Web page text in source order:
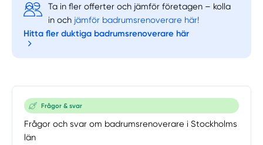
Ta in fler offerter och jämför företagen – kolla
in och jämför badrumsrenoverare här!
Hitta fler duktiga badrumsrenoverare här
Frågor & svar
Frågor och svar om badrumsrenoverare i Stockholms
län